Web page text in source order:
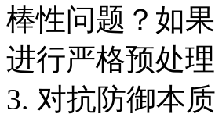
棒性问题？如
进行严格预处
3. 对抗防御本